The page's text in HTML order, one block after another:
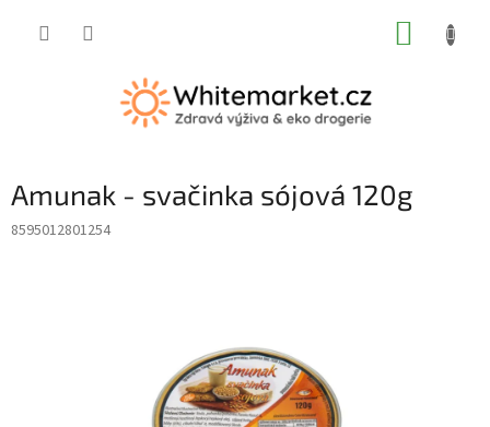
Amunak - svačinka sójová 120g
8595012801254